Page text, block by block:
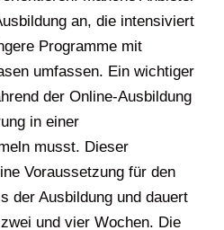
an, die intensiviert
Programme mit
umfassen. Ein wichtiger
der Online-Ausbildung
in einer
musst. Dieser
Voraussetzung für den
der Ausbildung und dauert
und vier Wochen. Die